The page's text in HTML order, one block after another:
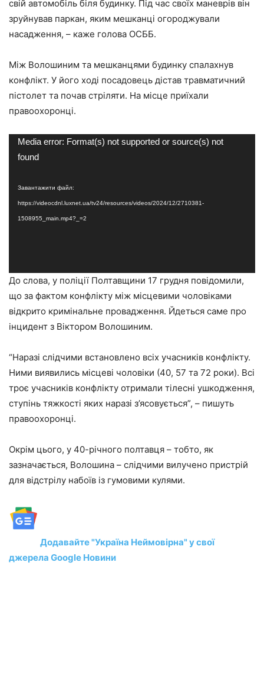
свій автомобіль біля будинку. Під час своїх маневрів він
зруйнував паркан, яким мешканці огороджували
насадження, – каже голова ОСББ.
Між Волошиним та мешканцями будинку спалахнув
конфлікт. У його ході посадовець дістав травматичний
пістолет та почав стріляти. На місце приїхали
правоохоронці.
Відеопрогравач
Media error: Format(s) not supported or source(s) not
found
Завантажити файл:
https://videocdnl.luxnet.ua/tv24/resources/videos/2024/12/2710381-
1508955_main.mp4?_=2
До слова, у поліції Полтавщини 17 грудня повідомили,
що за фактом конфлікту між місцевими чоловіками
відкрито кримінальне провадження. Йдеться саме про
інцидент з Віктором Волошиним.
“Наразі слідчими встановлено всіх учасників конфлікту.
Ними виявились місцеві чоловіки (40, 57 та 72 роки). Всі
троє учасників конфлікту отримали тілесні ушкодження,
ступінь тяжкості яких наразі з’ясовується”, – пишуть
правоохоронці.
Окрім цього, у 40-річного полтавця – тобто, як
зазначається, Волошина – слідчими вилучено пристрій
для відстрілу набоїв із гумовими кулями.
Додавайте "Україна Неймовірна" у свої
джерела Google Новини